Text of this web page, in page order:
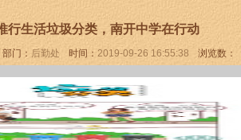
行生活垃圾分类，南开中学在行动
部门： 后勤处 时间： 2019-09-26 16:55:38 浏览数：